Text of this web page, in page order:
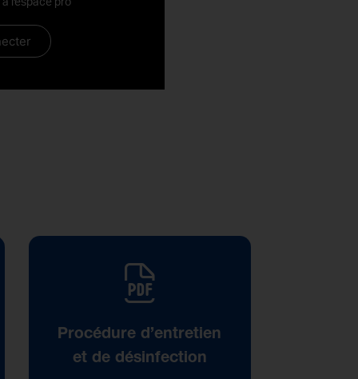
l'espace pro
Procédure d’entretien
et de désinfection